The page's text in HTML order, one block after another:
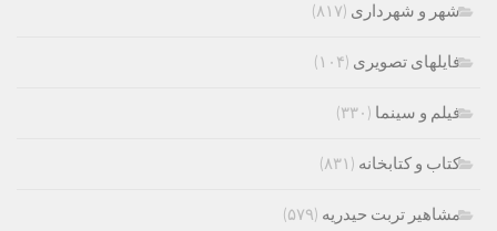
شهر و شهرداری (۸۱۷)
فایلهای تصویری (۱۰۴)
فیلم و سینما (۳۳۰)
کتاب و کتابخانه (۸۳۱)
مشاهیر تربت حیدریه (۵۷۹)